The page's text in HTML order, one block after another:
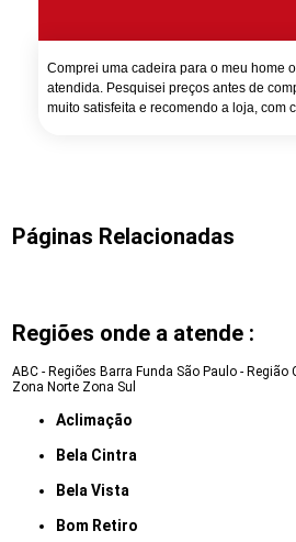
Comprei uma cadeira para o meu home
atendida. Pesquisei preços antes de
muito satisfeita e recomendo a loja, com
Páginas Relacionadas
Regiões onde a atende :
ABC - Regiões Barra Funda São Paulo - Região
Zona Norte Zona Sul
Aclimação
Bela Cintra
Bela Vista
Bom Retiro